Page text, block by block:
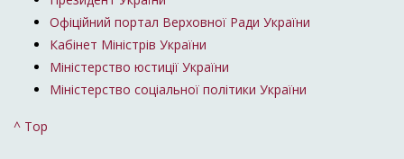
Офіційний портал Верховної Ради України
Кабінет Міністрів України
Міністерство юстиції України
Міністерство соціальної політики України
^ Top